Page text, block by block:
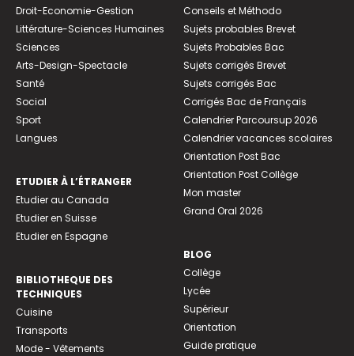
Droit-Economie-Gestion
Littérature-Sciences Humaines
Sciences
Arts-Design-Spectacle
Santé
Social
Sport
Langues
ETUDIER À L’ÉTRANGER
Etudier au Canada
Etudier en Suisse
Etudier en Espagne
BIBLIOTHEQUE DES
TECHNIQUES
Cuisine
Transports
Mode - Vêtements
Conseils et Méthodo
Sujets probables Brevet
Sujets Probables Bac
Sujets corrigés Brevet
Sujets corrigés Bac
Corrigés Bac de Français
Calendrier Parcoursup 2026
Calendrier vacances scolaires
Orientation Post Bac
Orientation Post Collège
Mon master
Grand Oral 2026
BLOG
Collège
Lycée
Supérieur
Orientation
Guide pratique